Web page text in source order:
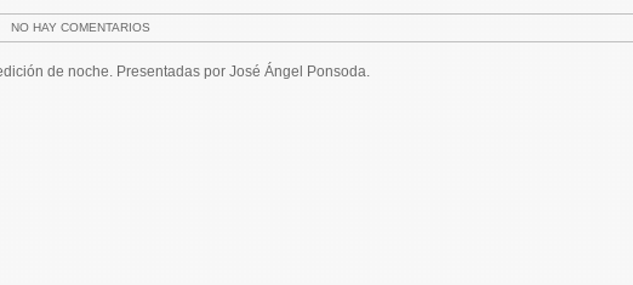
NO HAY COMENTARIOS
de noche. Presentadas por José Ángel Ponsoda.